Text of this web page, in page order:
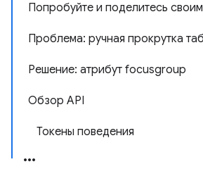
Попробуйте и поделитесь
Проблема: ручная прокрутка
Решение: атрибут focusgroup
Обзор API
Токены поведения